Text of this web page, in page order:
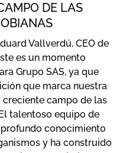
DE LAS
Vallverdú, CEO de
es un momento
Grupo SAS, ya que
que marca nuestra
creciente campo de las
talentoso equipo de
conocimiento
y ha construido